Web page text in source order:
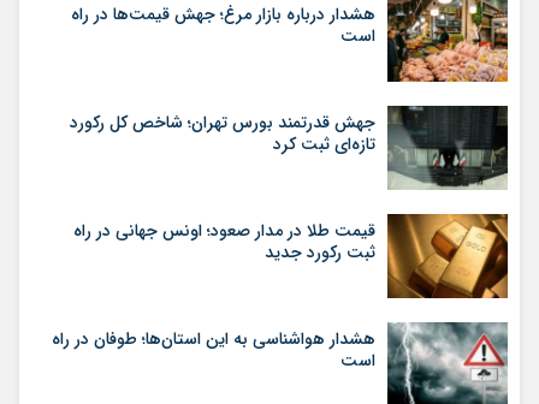
هشدار درباره بازار مرغ؛ جهش قیمت‌ها در راه
است
جهش قدرتمند بورس تهران؛ شاخص کل رکورد
تازه‌ای ثبت کرد
قیمت طلا در مدار صعود؛ اونس جهانی در راه
ثبت رکورد جدید
هشدار هواشناسی به این استان‌ها؛ طوفان در راه
است